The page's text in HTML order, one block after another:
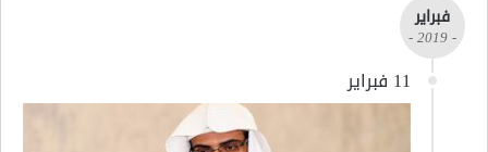
فبراير
- 2019 -
11 فبراير